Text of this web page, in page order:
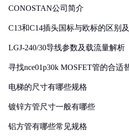
CONOSTAN公司简介
C13和C14插头国标与欧标的区别
LGJ-240/30导线参数及载流量解析
寻找nce01p30k MOSFET管的合适
电梯的尺寸有哪些规格
镀锌方管尺寸一般有哪些
铝方管有哪些常见规格